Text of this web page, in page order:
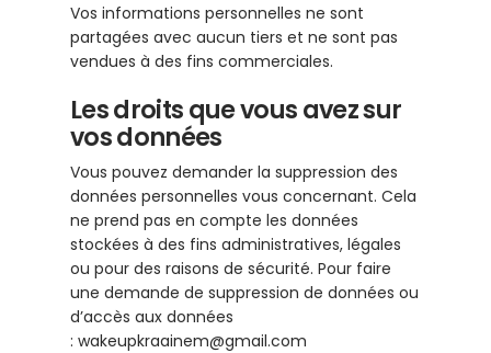
Vos informations personnelles ne sont
partagées avec aucun tiers et ne sont pas
vendues à des fins commerciales.
Les droits que vous avez sur
vos données
Vous pouvez demander la suppression des
données personnelles vous concernant. Cela
ne prend pas en compte les données
stockées à des fins administratives, légales
ou pour des raisons de sécurité. Pour faire
une demande de suppression de données ou
d’accès aux données
: wakeupkraainem@gmail.com